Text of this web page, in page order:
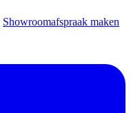
Showroomafspraak maken